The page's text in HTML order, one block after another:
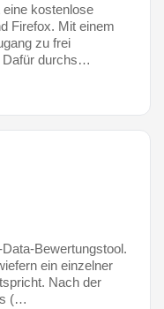
kostenlose
Firefox. Mit einem
zu frei
Dafür durchs…
Bewertungstool.
ein einzelner
Nach der
(…